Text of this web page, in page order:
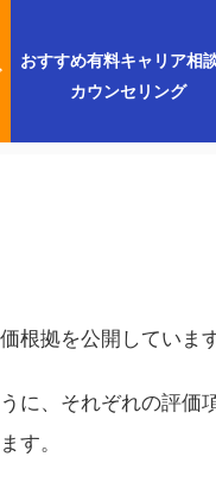
おすすめ有料キャリア相
カウンセリング
根拠を公開しています
に、それぞれの評価
す。